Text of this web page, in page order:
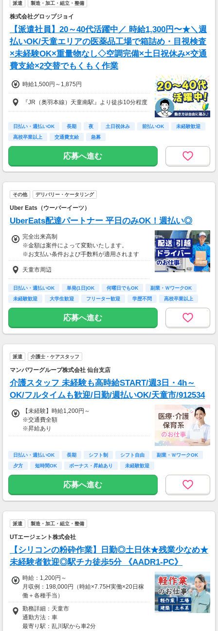
派遣 製造・加工・組立・整備
株式会社グロップジョイ
【派遣社員】20～40代活躍中／ 時給1,300円〜★＼週
払いOK/天童エリアの医薬品工場で箱詰め・目視検査
×未経験OK×重量物なし◇空調完備×土日祝休み×交通
費支給×2交替でもくもく作業
時給1,500円～1,875円
『JR（奥羽本線）天童南駅』より徒歩10分程度
日払い・週払いOK 長期 夜 土日祝休み 前払いOK
未経験歓迎
高校卒業以上
交通費支給 急募
応募へ進む
その他 デリバリー・ケータリング
Uber Eats（ウーバーイーツ）
UberEats配達パートナー 平日のみOK！週払い◎
完全出来高制
※金額は案件によって変動いたします。
※お支払い条件および手数料が適用されます
天童市周辺
日払い・週払いOK 単発(1日)OK 何曜日でもOK
副業・ＷワークOK
未経験歓迎
大学生歓迎 フリーター歓迎 学歴不問 高校卒業以上
応募へ進む
派遣 介護士・ケアスタッフ
マンパワーグループ株式会社 仙台支店
介護スタッフ 未経験も高時給START/週3日・4h～
OK/フルタイムも歓迎/日勤/週払いOK/天童市/912534
【未経験】時給1,200円～
※交通費全額
※昇給あり
◎日勤／未経験の場合
・日収(1,200*8)円（時給1,200円×8h）
※資格手当あり（時給50円～UP/資格の種類に
よって異なる）
支払方法：日払い・週払い
※日払いも週払いOK（規定あり）
（稼働開始時は手続き完了次第となります）
週払い：金曜日締め最短翌週火曜日にお給料GE
T♪
※交通費：別途全額支給
※車・バイク通勤に関して施設により異なる場
日払い・週払いOK 長期 シフト制 シフト自由
副業・ＷワークOK
夕方
短時間OK ボーナス・昇給あり 未経験歓迎
応募へ進む
派遣 製造・加工・組立・整備
UTエージェント株式会社
【シリコンの粉砕作業】日勤◎土日休★残業少なめ★
未経験者歓迎◎駅チカ徒歩5分 《AADR1-PC》
時給：1,200円～
月収例：198,000円（時給×7.75H実働×20日稼
働＋各種手当）
勤務詳細：天童市
通勤方法：車
最寄り駅：乱川駅から車2分